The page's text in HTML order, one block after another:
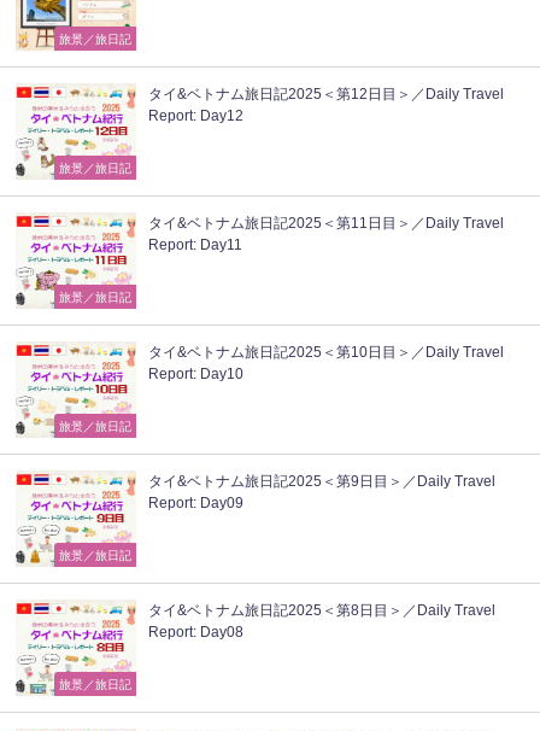
旅景／旅日記
旅景／旅日記
タイ&ベトナム旅日記2025＜第12日目＞／Daily Travel
Report: Day12
旅景／旅日記
タイ&ベトナム旅日記2025＜第11日目＞／Daily Travel
Report: Day11
旅景／旅日記
タイ&ベトナム旅日記2025＜第10日目＞／Daily Travel
Report: Day10
旅景／旅日記
タイ&ベトナム旅日記2025＜第9日目＞／Daily Travel
Report: Day09
旅景／旅日記
タイ&ベトナム旅日記2025＜第8日目＞／Daily Travel
Report: Day08